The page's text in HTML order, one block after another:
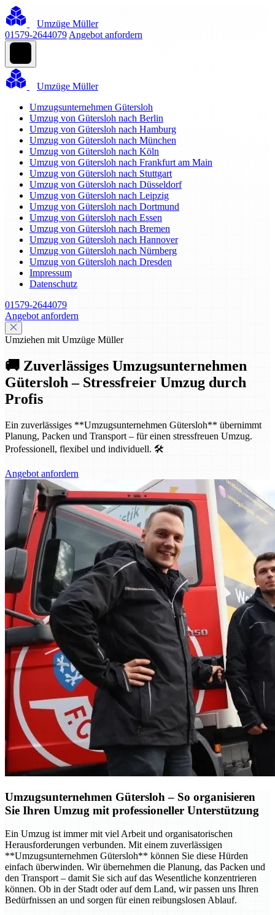
Umzüge Müller
01579-2644079 Angebot anfordern
Umzüge Müller
Umzugsunternehmen Gütersloh
Umzug von Gütersloh nach Berlin
Umzug von Gütersloh nach Hamburg
Umzug von Gütersloh nach München
Umzug von Gütersloh nach Köln
Umzug von Gütersloh nach Frankfurt am Main
Umzug von Gütersloh nach Stuttgart
Umzug von Gütersloh nach Düsseldorf
Umzug von Gütersloh nach Leipzig
Umzug von Gütersloh nach Dortmund
Umzug von Gütersloh nach Essen
Umzug von Gütersloh nach Bremen
Umzug von Gütersloh nach Hannover
Umzug von Gütersloh nach Nürnberg
Umzug von Gütersloh nach Dresden
Impressum
Datenschutz
01579-2644079
Angebot anfordern
Umziehen mit Umzüge Müller
🚚 Zuverlässiges Umzugsunternehmen
Gütersloh – Stressfreier Umzug durch
Profis
Ein zuverlässiges **Umzugsunternehmen Gütersloh** übernimmt
Planung, Packen und Transport – für einen stressfreuen Umzug.
Professionell, flexibel und individuell. 🛠️
Angebot anfordern
Umzugsunternehmen Gütersloh – So organisieren
Sie Ihren Umzug mit professioneller Unterstützung
Ein Umzug ist immer mit viel Arbeit und organisatorischen
Herausforderungen verbunden. Mit einem zuverlässigen
**Umzugsunternehmen Gütersloh** können Sie diese Hürden
einfach überwinden. Wir übernehmen die Planung, das Packen und
den Transport – damit Sie sich auf das Wesentliche konzentrieren
können. Ob in der Stadt oder auf dem Land, wir passen uns Ihren
Bedürfnissen an und sorgen für einen reibungslosen Ablauf.